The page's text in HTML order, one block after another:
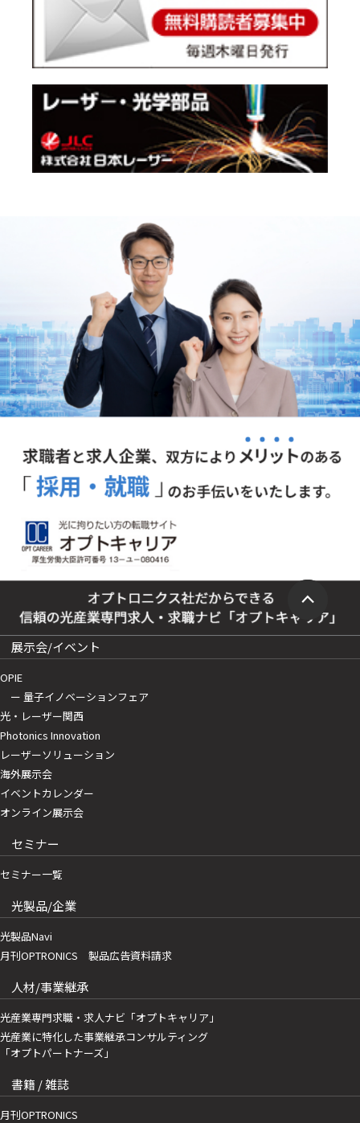
展示会/イベント
OPIE
ー 量子イノベーションフェア
光・レーザー関西
Photonics Innovation
レーザーソリューション
海外展示会
イベントカレンダー
オンライン展示会
セミナー
セミナー一覧
光製品/企業
光製品Navi
月刊OPTRONICS 製品広告資料請求
人材/事業継承
光産業専門求職・求人ナビ「オプトキャリア」
光産業に特化した事業継承コンサルティング
「オプトパートナーズ」
書籍 / 雑誌
月刊OPTRONICS